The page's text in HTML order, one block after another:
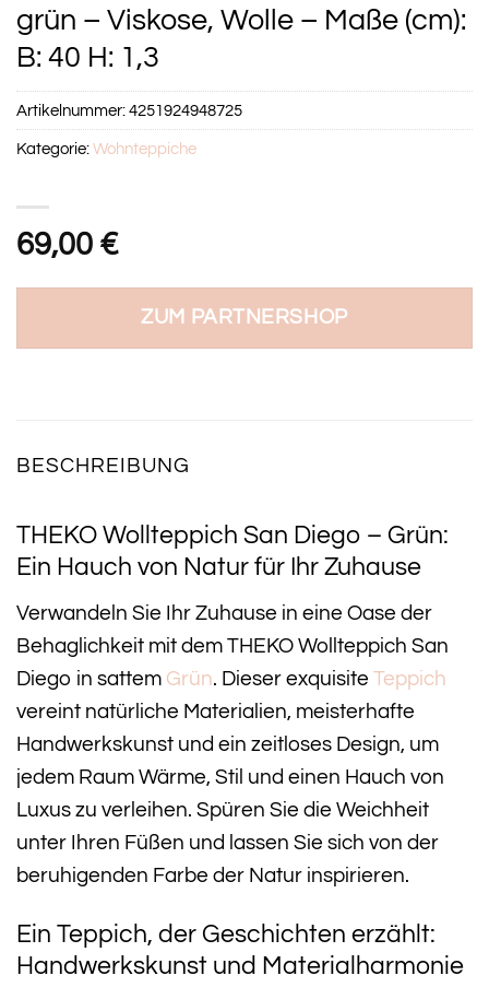
grün – Viskose, Wolle – Maße (cm):
B: 40 H: 1,3
69,00 €
ZUM PARTNERSHOP
Artikelnummer:4251924948725
Kategorie:Wohnteppiche
BESCHREIBUNG
THEKO Wollteppich San Diego – Grün:
Ein Hauch von Natur für Ihr Zuhause
Verwandeln Sie Ihr Zuhause in eine Oase der
Behaglichkeit mit dem THEKO Wollteppich San
Diego in sattem Grün. Dieser exquisite Teppich
vereint natürliche Materialien, meisterhafte
Handwerkskunst und ein zeitloses Design, um
jedem Raum Wärme, Stil und einen Hauch von
Luxus zu verleihen. Spüren Sie die Weichheit
unter Ihren Füßen und lassen Sie sich von der
beruhigenden Farbe der Natur inspirieren.
Ein Teppich, der Geschichten erzählt:
Handwerkskunst und Materialharmonie